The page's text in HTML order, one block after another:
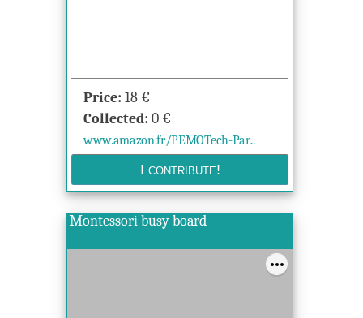
Price: 18 €
Collected: 0 €
www.amazon.fr/PEMOTech-Par...
Montessori busy board